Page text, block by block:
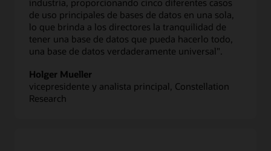
de uso principales de bases de datos en una sola,
lo que brinda a los directores la tranquilidad de
tener una base de datos que pueda hacerlo todo,
una base de datos verdaderamente universal".
Holger Mueller
vicepresidente y analista principal, Constellation
Research